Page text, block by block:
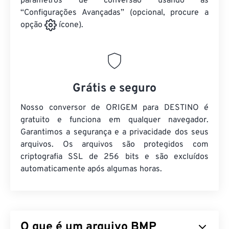
“Configurações Avançadas” (opcional, procure a
opção
ícone).
Grátis e seguro
Nosso conversor de ORIGEM para DESTINO é
gratuito e funciona em qualquer navegador.
Garantimos a segurança e a privacidade dos seus
arquivos. Os arquivos são protegidos com
criptografia SSL de 256 bits e são excluídos
automaticamente após algumas horas.